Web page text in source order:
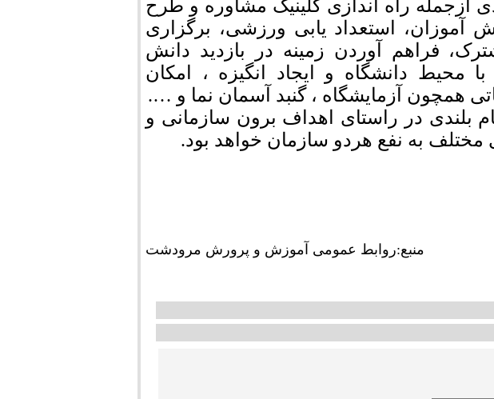
ازجمله راه اندازی کلینیک مشاوره و طرح
آموزان، استعداد یابی ورزشی، برگزاری
فراهم آوردن زمینه در بازدید دانش
با محیط دانشگاه و ایجاد انگیزه ، امکان
همچون آزمایشگاه ، گنبد آسمان نما و ….
بلندی در راستای اهداف برون سازمانی و
مختلف به نفع هردو سازمان خواهد بود.
منبع:روابط عمومی آموزش و پرورش مرودشت